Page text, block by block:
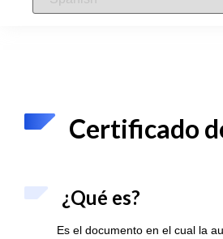
Certificado
¿Qué es?
Es el documento en el cual la